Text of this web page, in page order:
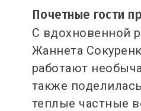
Почетные гости
С вдохновенной
Жаннета
работают
также
теплые частные